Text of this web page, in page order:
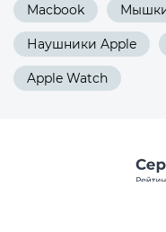
Macbook
Наушники Apple
Apple Watch